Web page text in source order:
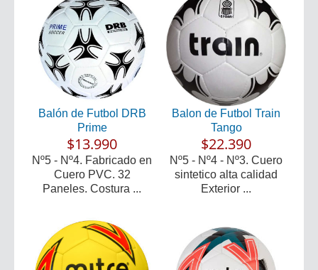
Balón de Futbol DRB
Prime
$13.990
Nº5 - Nº4. Fabricado en
Cuero PVC. 32
Paneles. Costura ...
Balon de Futbol Train
Tango
$22.390
Nº5 - Nº4 - Nº3. Cuero
sintetico alta calidad
Exterior ...